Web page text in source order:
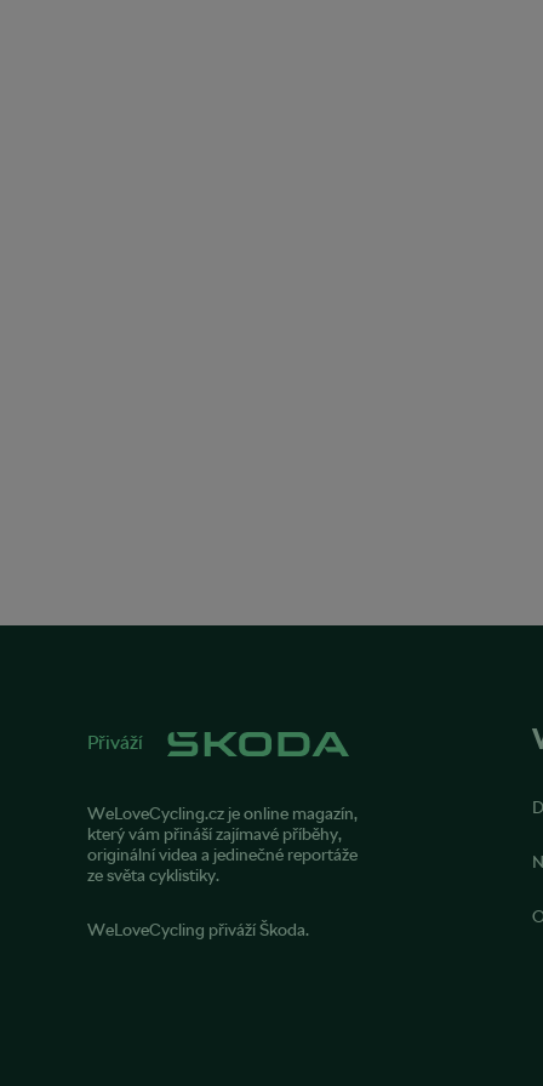
Přiváží
WeLoveCycling.cz je online magazín,
který vám přináší zajímavé příběhy,
originální videa a jedinečné reportáže
ze světa cyklistiky.
WeLoveCycling přiváží Škoda.